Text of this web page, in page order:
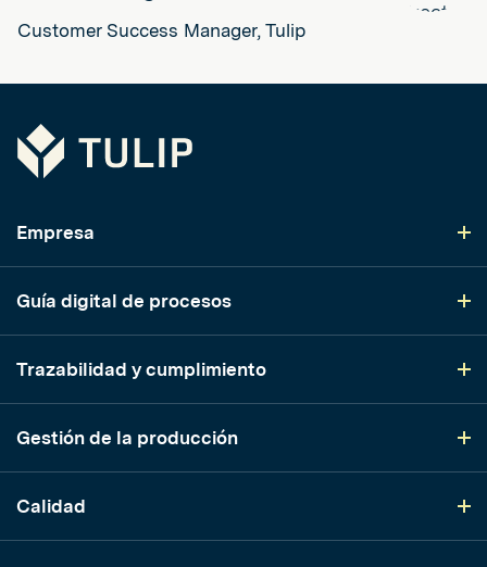
Customer Success Manager, Tulip
Tulip
Empresa
Guía digital de procesos
Trazabilidad y cumplimiento
Gestión de la producción
Calidad